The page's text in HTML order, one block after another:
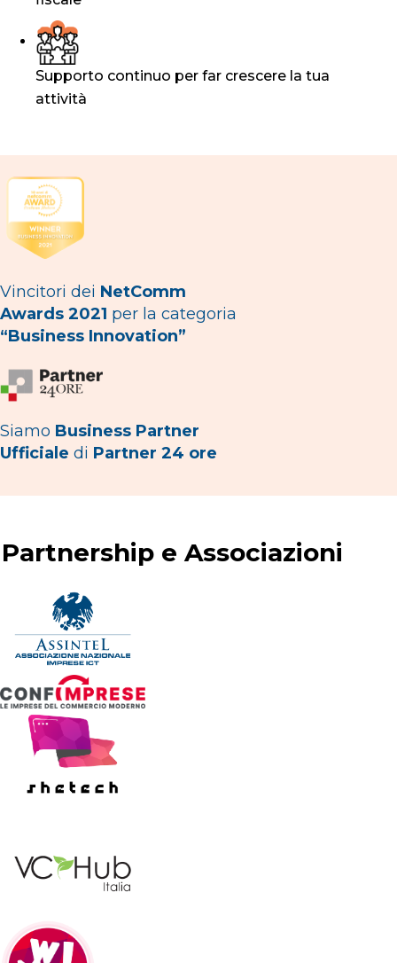
Supporto continuo per far crescere la tua
attività
Vincitori dei NetComm
Awards 2021 per la categoria
“Business Innovation”
Siamo Business Partner
Ufficiale di Partner 24 ore
Partnership e Associazioni